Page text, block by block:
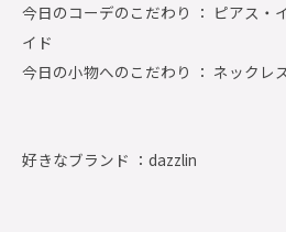
今日のコーデのこだわり ： ピアス・
イド
今日の小物へのこだわり ： ネックレ
好きなブランド ： dazzlin